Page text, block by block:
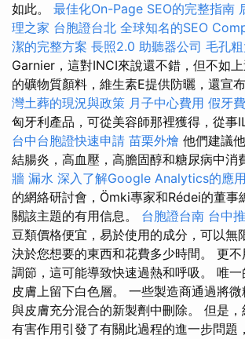
如此。 最佳化On-Page SEO的完整指南
理之家 台胞證台北 全球知名的SEO
潔的完整方案 長照2.0 助聽器公司 毛孔
Garnier，這對INCI來說還不錯，但不如
的礦物質顏料，維生素E提供防曬，還宣
灣土葬的現況與政策 月子中心費用 假牙
匈牙利產品，可從美容師那裡獲得，從事
台中台胞證快速申請 苗栗外燴 他們建議
結腸炎，高血壓，高膽固醇和糖尿病中消
牆 漏水 深入了解Google Analytics的應用
的網絡研討會，Ömki專家和Rédei的董事
關該主題的有用信息。 台胞證台南 台中
豆類價格便宜，易於使用的成分，可以無
決於您想要的東西和花費多少時間。 更
調節，這可能導致快速過熱和呼吸。 唯
皮膚上留下白色層。 一些製造商通過將
與皮膚充分混合的新製劑中刪除。 但是
有害作用引發了有關此過程的進一步問題